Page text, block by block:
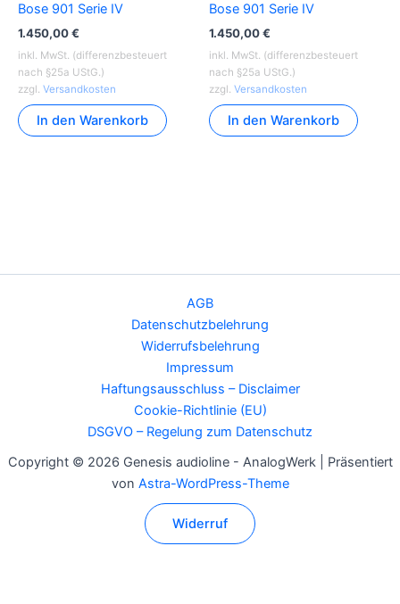
Bose 901 Serie IV
1.450,00€
inkl. MwSt. (differenzbesteuert
nach §25a UStG.)
zzgl. Versandkosten
In den Warenkorb
Bose 901 Serie IV
1.450,00€
inkl. MwSt. (differenzbesteuert
nach §25a UStG.)
zzgl. Versandkosten
In den Warenkorb
AGB
Datenschutzbelehrung
Widerrufsbelehrung
Impressum
Haftungsausschluss – Disclaimer
Cookie-Richtlinie (EU)
DSGVO – Regelung zum Datenschutz
Copyright © 2026 Genesis audioline - AnalogWerk | Präsentiert
von Astra-WordPress-Theme
Widerruf